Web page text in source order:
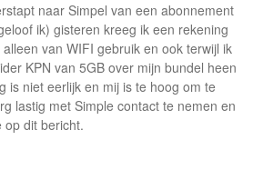
naar Simpel van een abonnement
ik) gisteren kreeg ik een rekening
van WIFI gebruik en ook terwijl ik
KPN van 5GB over mijn bundel heen
is niet eerlijk en mij is te hoog om te
lastig met Simple contact te nemen en
op dit bericht.